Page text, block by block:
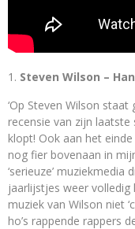
Steven Wilson –
‘Op Steven Wilson
recensie van zijn laatste
klopt! Ook aan het einde
nog fier bovenaan in
‘serieuze’
jaarlijstjes weer volledig
muziek van Wilson niet
ho’s rappende rappers